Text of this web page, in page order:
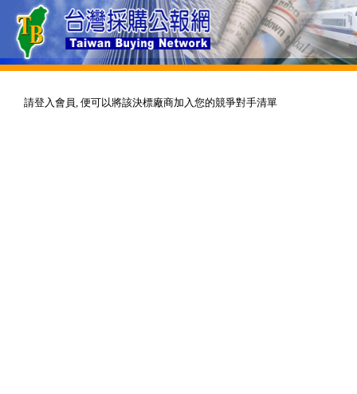
請登入會員, 便可以將該決標廠商加入您的競爭對手清單